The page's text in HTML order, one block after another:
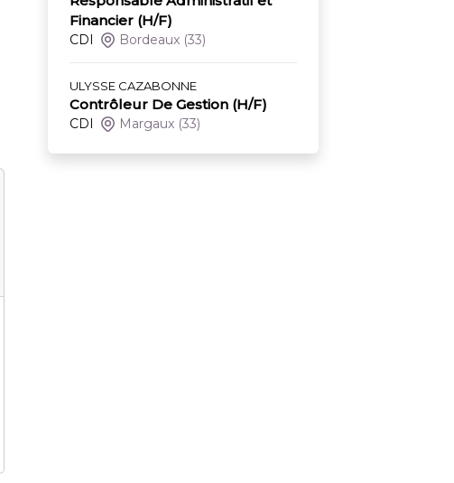
Financier (H/F)
CDI Bordeaux (33)
ULYSSE CAZABONNE
Contrôleur De Gestion (H/F)
CDI Margaux (33)